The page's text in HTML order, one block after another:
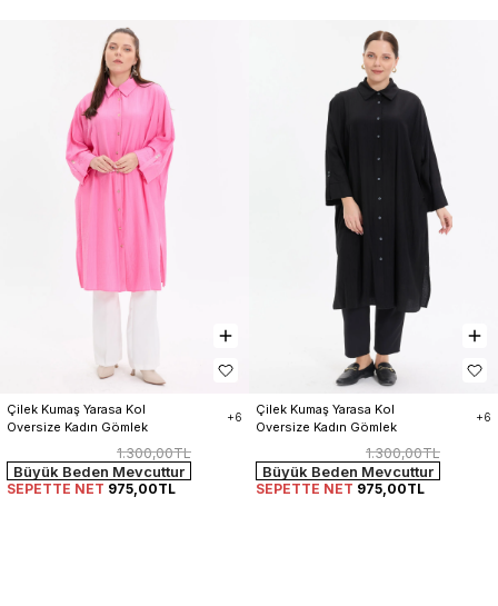
Çilek Kumaş Yarasa Kol
Oversize Kadın Gömlek
+6
1.300,00TL
Büyük Beden Mevcuttur
SEPETTE NET 975,00TL
Çilek Kumaş Yarasa Kol
Oversize Kadın Gömlek
+6
1.300,00TL
Büyük Beden Mevcuttur
SEPETTE NET 975,00TL